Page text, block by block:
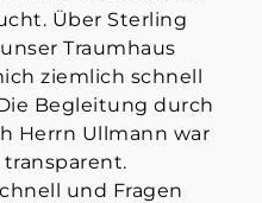
Über Sterling
Traumhaus
ziemlich schnell
Begleitung durch
Herrn Ullmann war
und Fragen